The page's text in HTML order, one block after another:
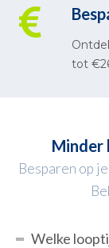
tot
Minder
Besparen op
Welke